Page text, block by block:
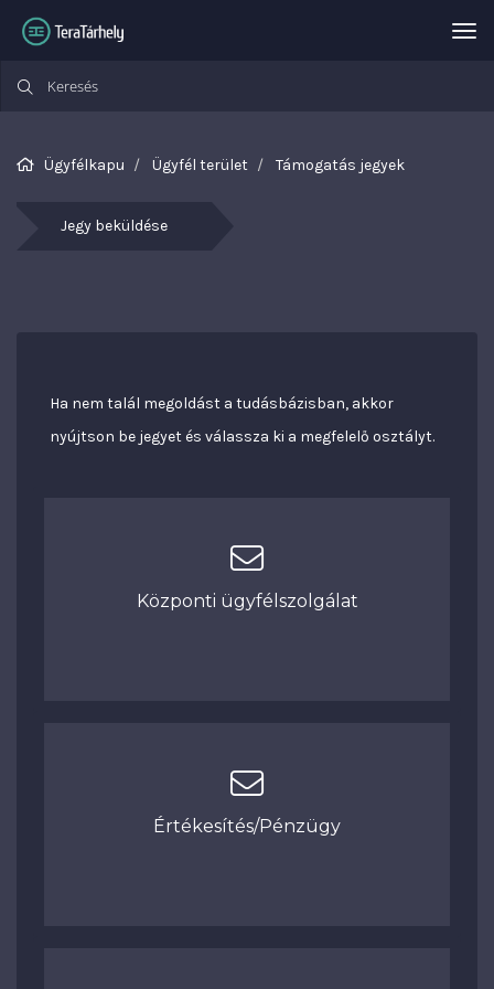
Ügyfélkapu Ügyfél terület Támogatás jegyek
Jegy beküldése
Ha nem talál megoldást a tudásbázisban, akkor
nyújtson be jegyet és válassza ki a megfelelő osztályt.
Központi ügyfélszolgálat
Értékesítés/Pénzügy